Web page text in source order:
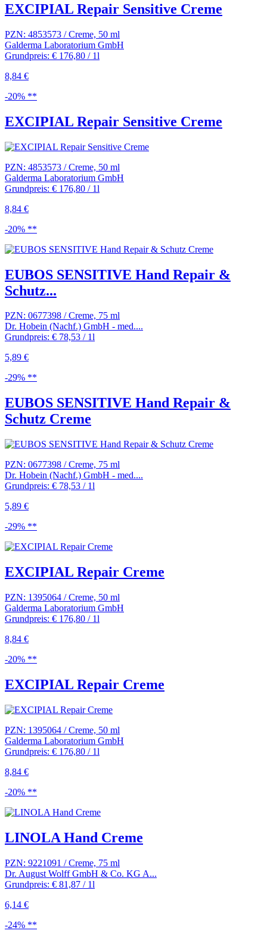
EXCIPIAL Repair Sensitive Creme
PZN: 4853573 / Creme, 50 ml
Galderma Laboratorium GmbH
Grundpreis: € 176,80 / 1l
8,84 €
-20% **
EXCIPIAL Repair Sensitive Creme
PZN: 4853573 / Creme, 50 ml
Galderma Laboratorium GmbH
Grundpreis: € 176,80 / 1l
8,84 €
-20% **
EUBOS SENSITIVE Hand Repair &
Schutz...
PZN: 0677398 / Creme, 75 ml
Dr. Hobein (Nachf.) GmbH - med....
Grundpreis: € 78,53 / 1l
5,89 €
-29% **
EUBOS SENSITIVE Hand Repair &
Schutz Creme
PZN: 0677398 / Creme, 75 ml
Dr. Hobein (Nachf.) GmbH - med....
Grundpreis: € 78,53 / 1l
5,89 €
-29% **
EXCIPIAL Repair Creme
PZN: 1395064 / Creme, 50 ml
Galderma Laboratorium GmbH
Grundpreis: € 176,80 / 1l
8,84 €
-20% **
EXCIPIAL Repair Creme
PZN: 1395064 / Creme, 50 ml
Galderma Laboratorium GmbH
Grundpreis: € 176,80 / 1l
8,84 €
-20% **
LINOLA Hand Creme
PZN: 9221091 / Creme, 75 ml
Dr. August Wolff GmbH & Co. KG A...
Grundpreis: € 81,87 / 1l
6,14 €
-24% **